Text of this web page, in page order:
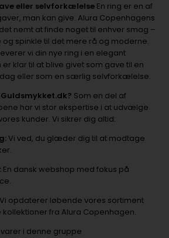
eller selvforkælelse En ring er en af
man kan give. Alura Copenhagens
nemt at finde noget til enhver smag –
spinkle til det mere rå og moderne.
vi din nye ring i en elegant
klar til at blive givet som gave til en
eller som en særlig selvforkælelse.
Som en del af
har vi stor ekspertise i at udvælge
kunder. Vi sikrer dig altid:
Vi ved, du glæder dig til at modtage
En dansk webshop med fokus på
Vi opdaterer løbende vores sortiment
fra Alura Copenhagen.
varer i denne gruppe